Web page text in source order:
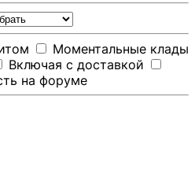
Моментальные клады
Включая с доставкой
на форуме